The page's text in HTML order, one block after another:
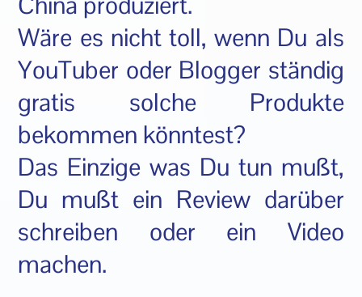
Wäre es nicht toll, wenn Du als
YouTuber oder Blogger ständig
gratis solche Produkte
bekommen könntest?
Das Einzige was Du tun mußt,
Du mußt ein Review darüber
schreiben oder ein Video
machen.